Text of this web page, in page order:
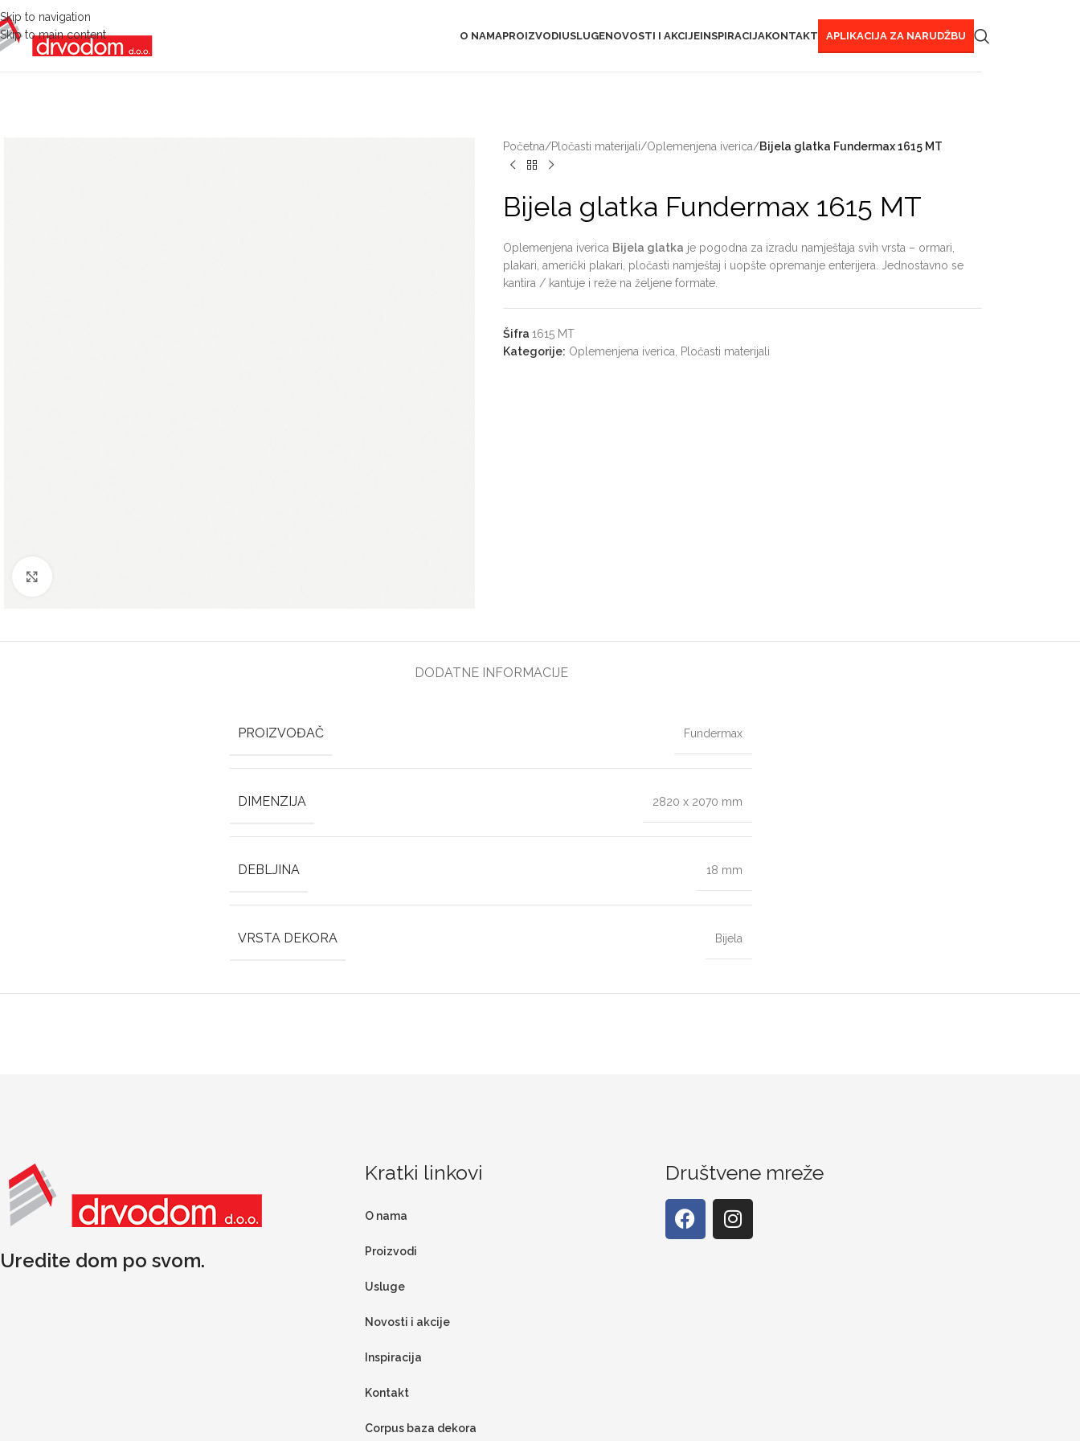
Skip to navigation
Skip to main content
O NAMAPROIZVODIUSLUGENOVOSTI I AKCIJEINSPIRACIJAKONTAKT APLIKACIJA ZA NARUDŽBU
Početna/Pločasti materijali/Oplemenjena iverica/Bijela glatka Fundermax 1615 MT
Bijela glatka Fundermax 1615 MT
Oplemenjena iverica Bijela glatka je pogodna za izradu namještaja svih vrsta – ormari,
plakari, američki plakari, pločasti namještaj i uopšte opremanje enterijera. Jednostavno se
kantira / kantuje i reže na željene formate.
Šifra 1615 MT
Kategorije: Oplemenjena iverica Pločasti materijali
DODATNE INFORMACIJE
PROIZVOĐAČ Fundermax
DIMENZIJA 2820 x 2070 mm
DEBLJINA 18 mm
VRSTA DEKORA Bijela
Uredite dom po svom.
Kratki linkovi
O nama
Proizvodi
Usluge
Novosti i akcije
Inspiracija
Kontakt
Corpus baza dekora
Društvene mreže